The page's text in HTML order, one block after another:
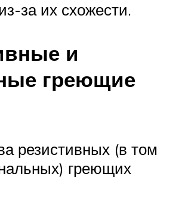
за их схожести.
и
греющие
резистивных (в том
греющих